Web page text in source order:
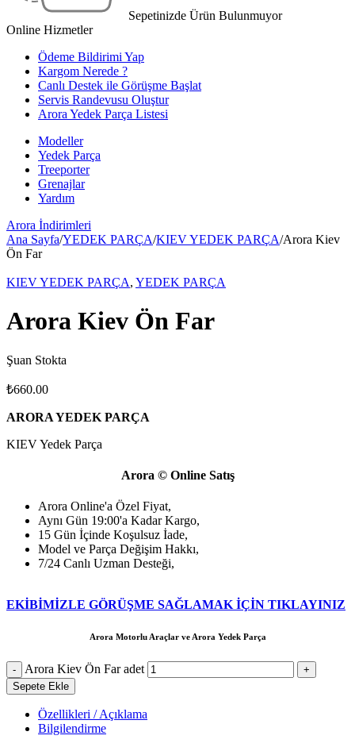
Sepetinizde Ürün Bulunmuyor
Online Hizmetler
Ödeme Bildirimi Yap
Kargom Nerede ?
Canlı Destek ile Görüşme Başlat
Servis Randevusu Oluştur
Arora Yedek Parça Listesi
Modeller
Yedek Parça
Treeporter
Grenajlar
Yardım
Arora İndirimleri
Ana Sayfa/YEDEK PARÇA/KIEV YEDEK PARÇA/Arora Kiev
Ön Far
KIEV YEDEK PARÇA, YEDEK PARÇA
Arora Kiev Ön Far
Şuan Stokta
₺660.00
ARORA YEDEK PARÇA
KIEV Yedek Parça
Arora © Online Satış
Arora Online'a Özel Fiyat,
Aynı Gün 19:00'a Kadar Kargo,
15 Gün İçinde Koşulsuz İade,
Model ve Parça Değişim Hakkı,
7/24 Canlı Uzman Desteği,
EKİBİMİZLE GÖRÜŞME SAĞLAMAK İÇİN TIKLAYINIZ
Arora Motorlu Araçlar ve Arora Yedek Parça
Arora Kiev Ön Far adet
Sepete Ekle
Özellikleri / Açıklama
Bilgilendirme